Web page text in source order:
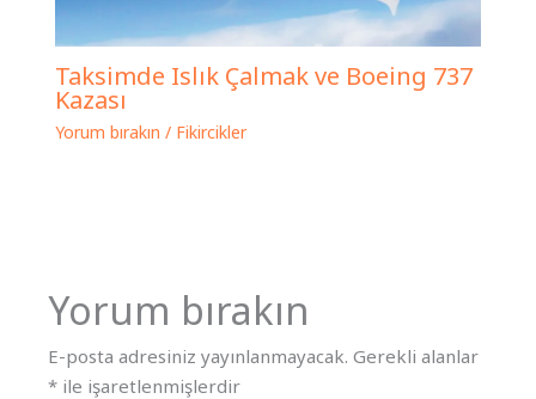
Taksimde Islık Çalmak ve Boeing 737
Kazası
Yorum bırakın / Fikircikler
Yorum bırakın
E-posta adresiniz yayınlanmayacak. Gerekli alanlar
* ile işaretlenmişlerdir